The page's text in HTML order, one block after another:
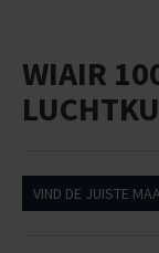
WIAIR
VIND DE JUISTE